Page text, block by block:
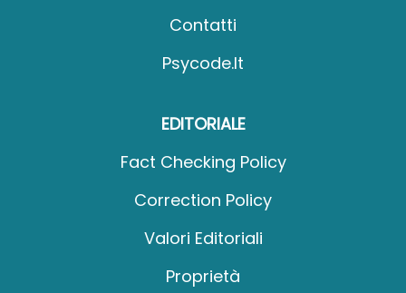
Contatti
Psycode.it
EDITORIALE
Fact Checking Policy
Correction Policy
Valori Editoriali
Proprietà